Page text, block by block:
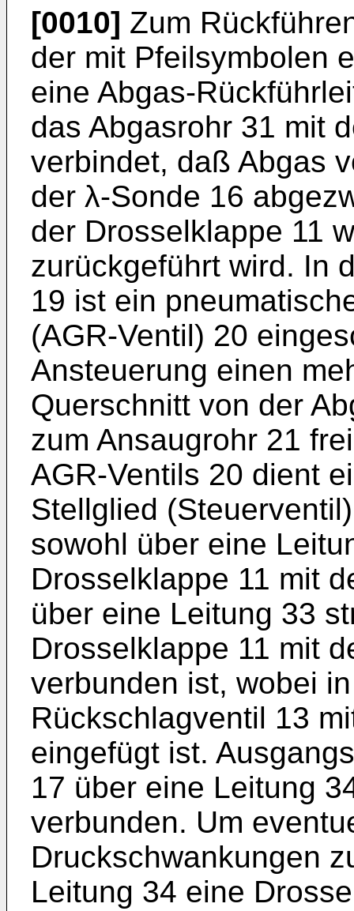
[0010] Zum
der mit Pfeilsymbolen
eine Abgas-
das Abgasrohr 31 mit
verbindet, daß Abgas
der λ-Sonde 16
der Drosselklappe 11
zurückgeführt wird. In
19 ist ein
(AGR-Ventil) 20
Ansteuerung einen
Querschnitt von der
zum Ansaugrohr 21
AGR-Ventils 20 dient
Stellglied
sowohl über eine
Drosselklappe 11 mit
über eine Leitung 33
Drosselklappe 11 mit
verbunden ist, wobei
Rückschlagventil 13
eingefügt ist.
17 über eine Leitung
verbunden. Um
Druckschwankungen
Leitung 34 eine